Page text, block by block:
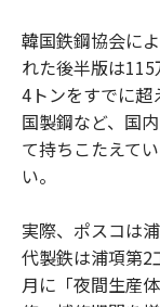
韓国鉄鋼協会に
れた後半版は
4トンをすでに超
国製鋼など、国
て持ちこたえて
い。
実際、ポスコは
代製鉄は浦項第2
月に「夜間生産